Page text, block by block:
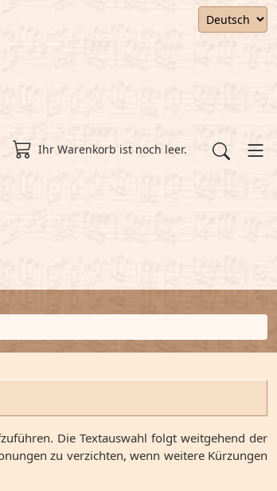
Ihr Warenkorb ist noch leer.
Die Textauswahl folgt weitgehend der
zu verzichten, wenn weitere Kürzungen